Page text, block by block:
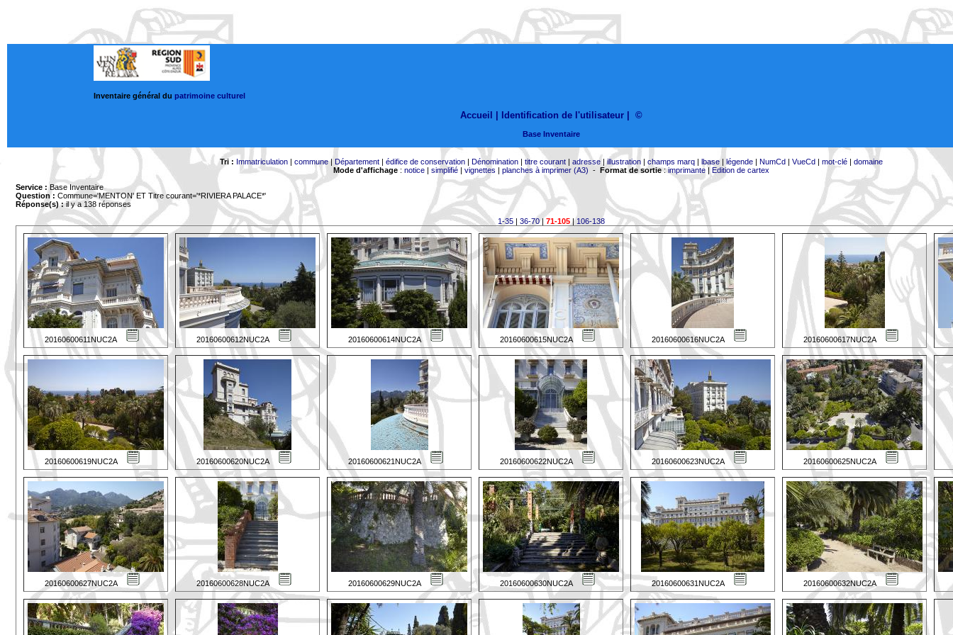
Inventaire général du patrimoine culturel
Accueil | Identification de l'utilisateur ©
Base Inventaire
Tri : Immatriculation| commune| Département| édifice de conservation| Dénomination| titre courant| adresse|illustration| champs marq| lbase| légende| NumCd| VueCd| mot-clé| domaine
Mode d'affichage: notice| simplifié| vignettes | planches à imprimer (A3) - Format de sortie:imprimante| Edition de cartex
Service : Base Inventaire
Question : Commune='MENTON' ET Titre courant='*RIVIERA PALACE*'
Réponse(s) :il y a 138 réponses
1-35| 36-70| 71-105|106-138
20160600611NUC2A 20160600612NUC2A 20160600614NUC2A 20160600615NUC2A 20160600616NUC2A 20160600617NUC2A
20160600619NUC2A 20160600620NUC2A 20160600621NUC2A 20160600622NUC2A 20160600623NUC2A 20160600625NUC2A
20160600627NUC2A 20160600628NUC2A 20160600629NUC2A 20160600630NUC2A 20160600631NUC2A 20160600632NUC2A